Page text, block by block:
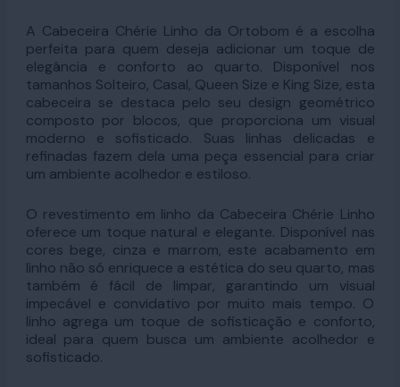
A Cabeceira Chérie Linho da Ortobom é a escolha
perfeita para quem deseja adicionar um toque de
elegância e conforto ao quarto. Disponível nos
tamanhos Solteiro, Casal, Queen Size e King Size, esta
cabeceira se destaca pelo seu design geométrico
composto por blocos, que proporciona um visual
moderno e sofisticado. Suas linhas delicadas e
refinadas fazem dela uma peça essencial para criar
um ambiente acolhedor e estiloso.
O revestimento em linho da Cabeceira Chérie Linho
oferece um toque natural e elegante. Disponível nas
cores bege, cinza e marrom, este acabamento em
linho não só enriquece a estética do seu quarto, mas
também é fácil de limpar, garantindo um visual
impecável e convidativo por muito mais tempo. O
linho agrega um toque de sofisticação e conforto,
ideal para quem busca um ambiente acolhedor e
sofisticado.